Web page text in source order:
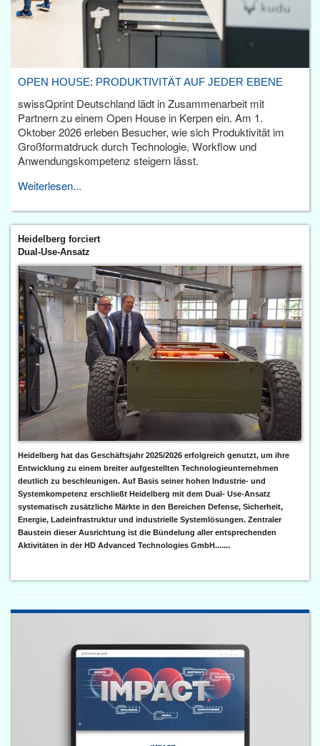
OPEN HOUSE: PRODUKTIVITÄT AUF JEDER EBENE
swissQprint Deutschland lädt in Zusammenarbeit mit
Partnern zu einem Open House in Kerpen ein. Am 1.
Oktober 2026 erleben Besucher, wie sich Produktivität im
Großformatdruck durch Technologie, Workflow und
Anwendungskompetenz steigern lässt.
Weiterlesen...
Heidelberg forciert
Dual-Use-Ansatz
Heidelberg hat das Geschäftsjahr 2025/2026 erfolgreich genutzt, um ihre
Entwicklung zu einem breiter aufgestellten Technologieunternehmen
deutlich zu beschleunigen. Auf Basis seiner hohen Industrie- und
Systemkompetenz erschließt Heidelberg mit dem Dual- Use-Ansatz
systematisch zusätzliche Märkte in den Bereichen Defense, Sicherheit,
Energie, Ladeinfrastruktur und industrielle Systemlösungen. Zentraler
Baustein dieser Ausrichtung ist die Bündelung aller entsprechenden
Aktivitäten in der HD Advanced Technologies GmbH.......